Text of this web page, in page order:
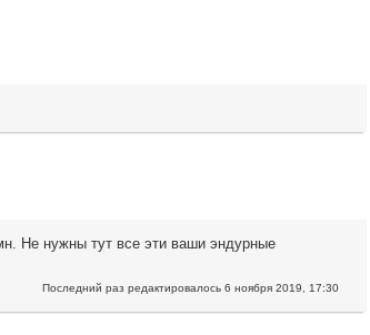
Не нужны тут все эти ваши эндурные
Последний раз редактировалось6 ноября 2019, 17:30